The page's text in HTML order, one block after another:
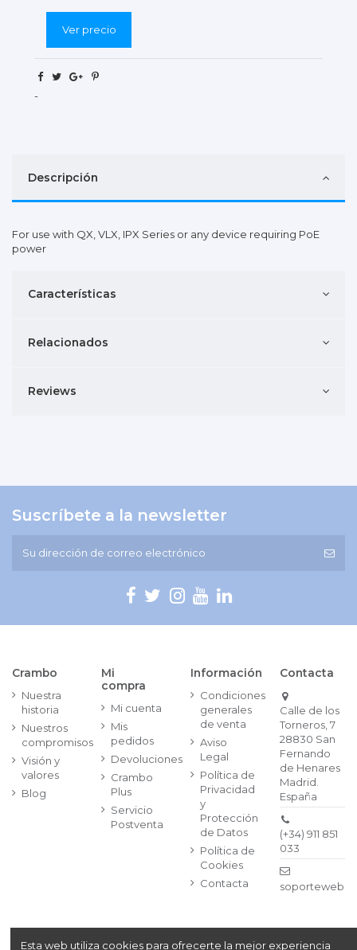
Ver precio
-
Descripción
For use with QX, VLX, IPX Series or any device requiring PoE
power
Características
Relacionados
Reviews
Suscríbete a la newsletter
Crambo
Nuestra
historia
Nuestros
compromisos
Visión y
valores
Blog
Mi
compra
Mi cuenta
Mis
pedidos
Devoluciones
Crambo
Plus
Servicio
Postventa
Información
Condiciones
generales
de venta
Aviso
Legal
Política de
Privacidad
y
Protección
de Datos
Política de
Cookies
Contacta
Contacta
Calle de los
Torneros, 7
28830 San
Fernando
de Henares
Madrid.
España
(+34) 911 851
033
Esta web utiliza cookies para ofrecerte la mejor experiencia